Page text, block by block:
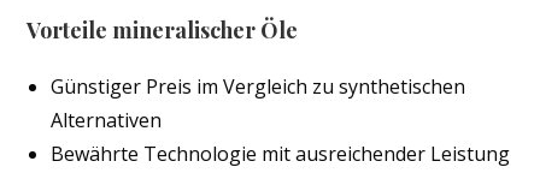
Vorteile mineralischer Öle
Günstiger Preis im Vergleich zu synthetischen
Alternativen
Bewährte Technologie mit ausreichender Leistung